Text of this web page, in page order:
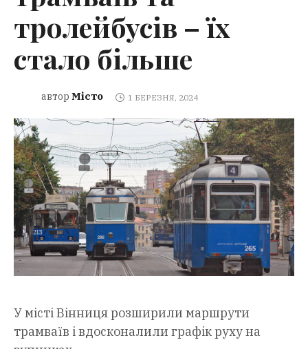
тролейбусів – їх
стало більше
автор Місто 1 БЕРЕЗНЯ, 2024
У місті Вінниця розширили маршрути
трамваїв і вдосконалили графік руху на